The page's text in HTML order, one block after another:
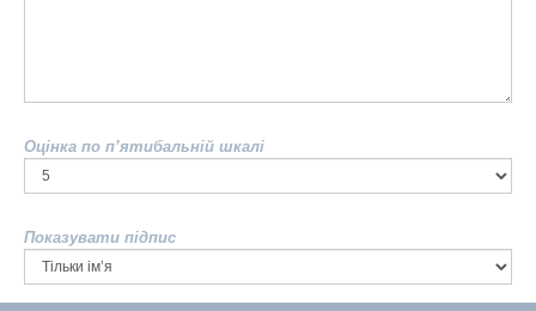
Оцінка по п’ятибальній шкалі
Показувати підпис